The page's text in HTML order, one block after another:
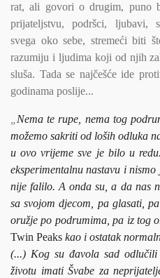
rat, ali govori o drugim, puno
prijateljstvu, podršci, ljubavi,
svega oko sebe, stremeći biti
razumiju i ljudima koji od njih
sluša. Tada se najčešće ide
godinama poslije...
Nema te rupe, nema tog
možemo sakriti od loših odluka
u ovo vrijeme sve je bilo u
eksperimentalnu nastavu i
nije falilo. A onda su, a da nas
sa svojom djecom, pa glasati,
oružje po podrumima, pa iz tog
Twin Peaks kao i ostatak
(...) Kog su đavola sad
životu imati Švabe za